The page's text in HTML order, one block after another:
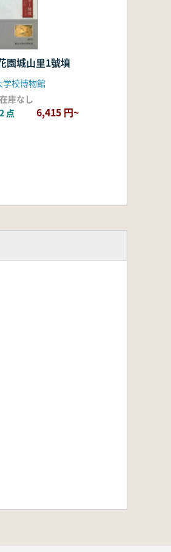
園城山里1號墳
学校博物館
在庫なし
2 点 6,415 円~